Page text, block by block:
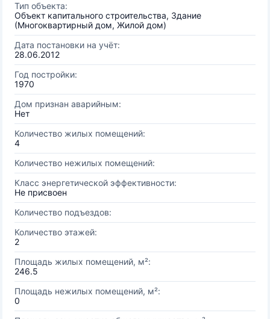
Тип объекта:
Объект капитального строительства, Здание
(Многоквартирный дом, Жилой дом)
Дата постановки на учёт:
28.06.2012
Год постройки:
1970
Дом признан аварийным:
Нет
Количество жилых помещений:
4
Количество нежилых помещений:
Класс энергетической эффективности:
Не присвоен
Количество подъездов:
Количество этажей:
2
Площадь жилых помещений, м²:
246.5
Площадь нежилых помещений, м²:
0